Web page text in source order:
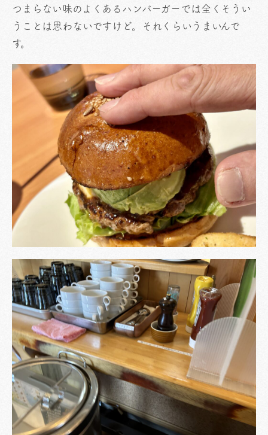
つまらない味のよくあるハンバーガーでは全くそうい
うことは思わないですけど。それくらいうまいんで
す。